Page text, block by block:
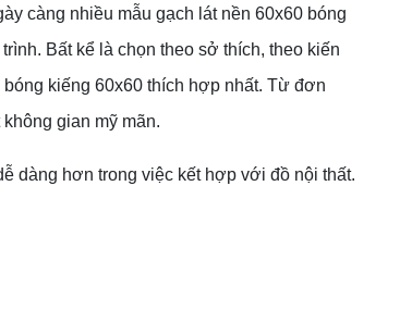
càng nhiều mẫu gạch lát nền 60x60 bóng
Bất kể là chọn theo sở thích, theo kiến
kiếng 60x60 thích hợp nhất. Từ đơn
gian mỹ mãn.
dàng hơn trong việc kết hợp với đồ nội thất.